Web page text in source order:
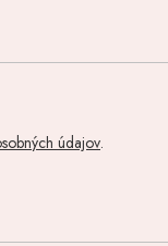
údajov.